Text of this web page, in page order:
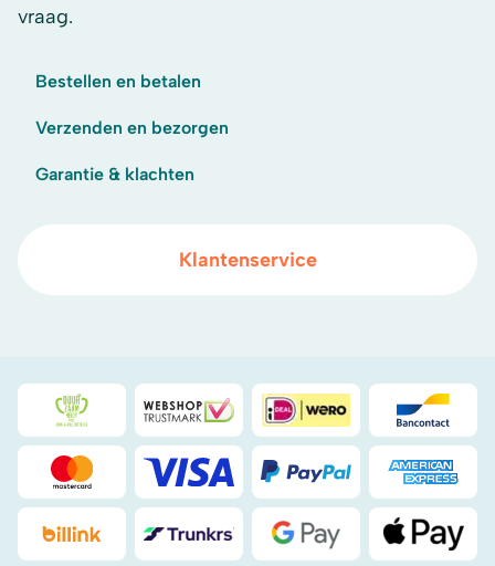
vraag.
Bestellen en betalen
Verzenden en bezorgen
Garantie & klachten
Klantenservice
Duurzaamheidsprijs duin- & bollenstreek
WebwinkelKeuriDeal
Mastercard Visa PayPal
Billink DHL Google Pay Apple